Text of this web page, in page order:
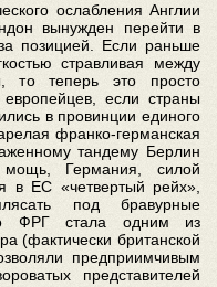
ослабления Англии
вынужден перейти в
позицией. Если раньше
стравливая между
то теперь это просто
если страны
в провинции единого
франко-германская
тандему Берлин
Германия, силой
в ЕС «четвертый рейх»,
под бравурные
ФРГ стала одним из
(фактически британской
предприимчивым
представителей